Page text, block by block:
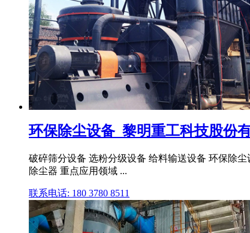
环保除尘设备_黎明重工科技股份
破碎筛分设备 选粉分级设备 给料输送设备 环保除
除尘器 重点应用领域 ...
联系电话: 180 3780 8511